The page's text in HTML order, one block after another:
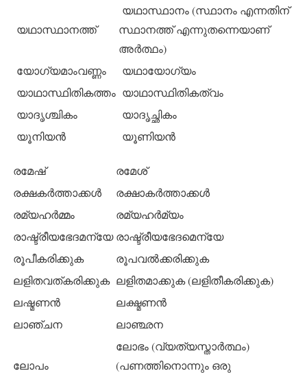
യഥാസ്ഥാനത്ത്
യഥാസ്ഥാനം (സ്ഥാനം എന്നതിന്
സ്ഥാനത്ത് എന്നുതന്നെയാണ്
അര്‍ത്ഥം)
യോഗ്യമാംവണ്ണം
യഥായോഗ്യം
യാഥാസ്ഥിതികത്തം യാഥാസ്ഥിതികത്വം
യാദൃശ്ചികം
യാദൃച്ഛികം
യൂനിയന്‍
യൂണിയന്‍
രമേഷ്
രമേശ്
രക്ഷകര്‍ത്താക്കള്‍
രക്ഷാകര്‍ത്താക്കള്‍
രമ്യഹര്‍മ്മം
രമ്യഹര്‍മ്യം
രാഷ്ട്രീയഭേദമന്യേ രാഷ്ട്രീയഭേദമെന്യേ
രൂപീകരിക്കുക
രൂപവല്‍ക്കരിക്കുക
ലളിതവത്കരിക്കുക ലളിതമാക്കുക (ലളിതീകരിക്കുക)
ലഷ്മണന്‍
ലക്ഷ്മണന്‍
ലാഞ്ചന
ലാഞ്ഛന
ലോപം
ലോഭം (വ്യത്യസ്താര്‍ത്ഥം)
(പണത്തിനൊന്നും ഒരു